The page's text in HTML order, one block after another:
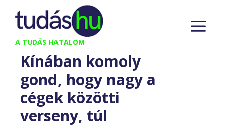
Kilépés
tartalomba
A TUDÁS HATALOM
Kínában komoly
gond, hogy nagy a
cégek közötti
verseny, túl